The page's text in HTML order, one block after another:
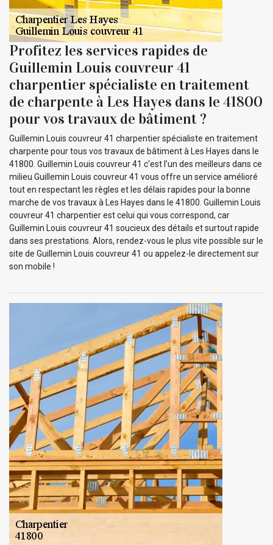
Profitez les services rapides de
Guillemin Louis couvreur 41
charpentier spécialiste en traitement
de charpente à Les Hayes dans le 41800
pour vos travaux de bâtiment ?
Guillemin Louis couvreur 41 charpentier spécialiste en traitement
charpente pour tous vos travaux de bâtiment à Les Hayes dans le
41800. Guillemin Louis couvreur 41 c'est l’un des meilleurs dans ce
milieu Guillemin Louis couvreur 41 vous offre un service amélioré
tout en respectant les règles et les délais rapides pour la bonne
marche de vos travaux à Les Hayes dans le 41800. Guillemin Louis
couvreur 41 charpentier est celui qui vous correspond, car
Guillemin Louis couvreur 41 soucieux des détails et surtout rapide
dans ses prestations. Alors, rendez-vous le plus vite possible sur le
site de Guillemin Louis couvreur 41 ou appelez-le directement sur
son mobile !